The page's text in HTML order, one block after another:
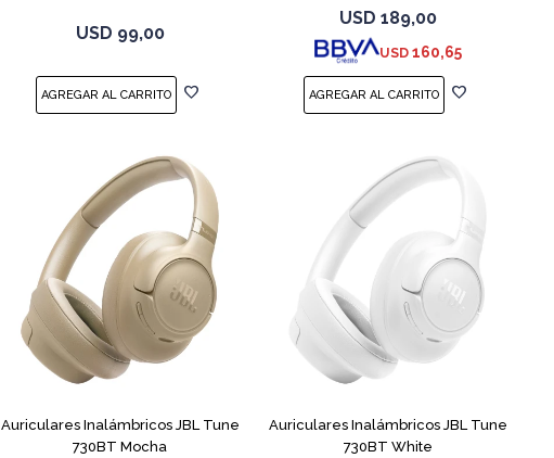
USD 99,00
USD 189,00
USD 160,65
Auriculares Inalámbricos JBL Tune
730BT Mocha
Auriculares Inalámbricos JBL Tune
730BT White